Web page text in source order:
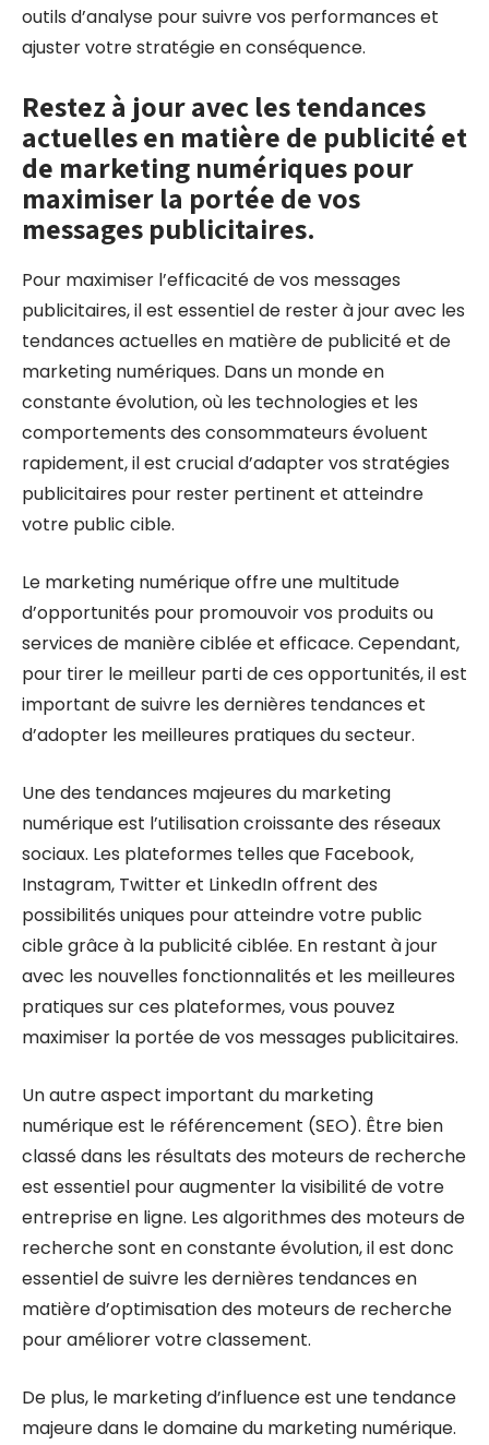
outils d’analyse pour suivre vos performances et
ajuster votre stratégie en conséquence.
Restez à jour avec les tendances
actuelles en matière de publicité et
de marketing numériques pour
maximiser la portée de vos
messages publicitaires.
Pour maximiser l’efficacité de vos messages
publicitaires, il est essentiel de rester à jour avec les
tendances actuelles en matière de publicité et de
marketing numériques. Dans un monde en
constante évolution, où les technologies et les
comportements des consommateurs évoluent
rapidement, il est crucial d’adapter vos stratégies
publicitaires pour rester pertinent et atteindre
votre public cible.
Le marketing numérique offre une multitude
d’opportunités pour promouvoir vos produits ou
services de manière ciblée et efficace. Cependant,
pour tirer le meilleur parti de ces opportunités, il est
important de suivre les dernières tendances et
d’adopter les meilleures pratiques du secteur.
Une des tendances majeures du marketing
numérique est l’utilisation croissante des réseaux
sociaux. Les plateformes telles que Facebook,
Instagram, Twitter et LinkedIn offrent des
possibilités uniques pour atteindre votre public
cible grâce à la publicité ciblée. En restant à jour
avec les nouvelles fonctionnalités et les meilleures
pratiques sur ces plateformes, vous pouvez
maximiser la portée de vos messages publicitaires.
Un autre aspect important du marketing
numérique est le référencement (SEO). Être bien
classé dans les résultats des moteurs de recherche
est essentiel pour augmenter la visibilité de votre
entreprise en ligne. Les algorithmes des moteurs de
recherche sont en constante évolution, il est donc
essentiel de suivre les dernières tendances en
matière d’optimisation des moteurs de recherche
pour améliorer votre classement.
De plus, le marketing d’influence est une tendance
majeure dans le domaine du marketing numérique.